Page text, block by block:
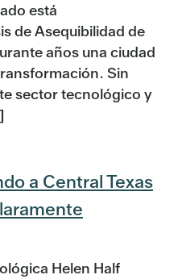
está
de Asequibilidad de
años una ciudad
Sin
sector tecnológico y
a Central Texas
Helen Half